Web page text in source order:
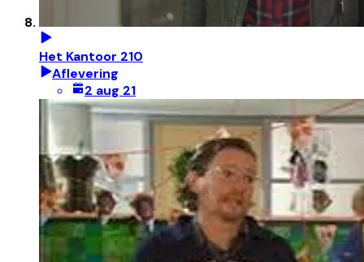
Het Kantoor 210
Aflevering
2 aug 21